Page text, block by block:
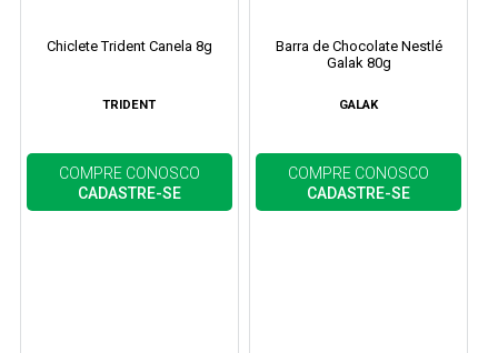
Chiclete Trident Canela 8g
TRIDENT
COMPRE CONOSCO
CADASTRE-SE
Barra de Chocolate Nestlé
Galak 80g
GALAK
COMPRE CONOSCO
CADASTRE-SE